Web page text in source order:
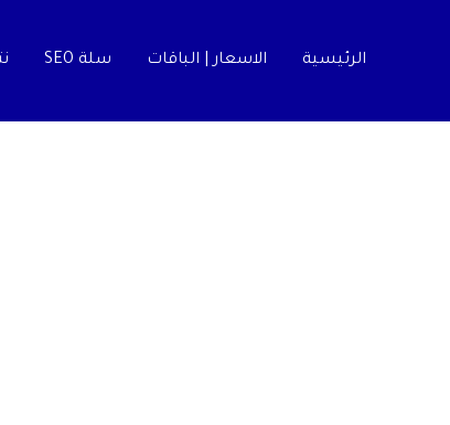
الرئيسية الاسعار | الباقات سلة SEO